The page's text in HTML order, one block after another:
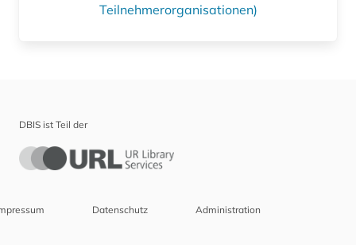
Teilnehmerorganisationen)
DBIS ist Teil der
Datenschutz Administration